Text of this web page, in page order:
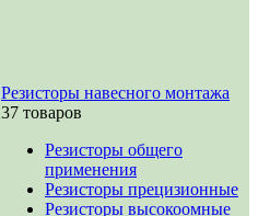
Резисторы навесного монтажа
37 товаров
Резисторы общего
применения
Резисторы прецизионные
Резисторы высокоомные